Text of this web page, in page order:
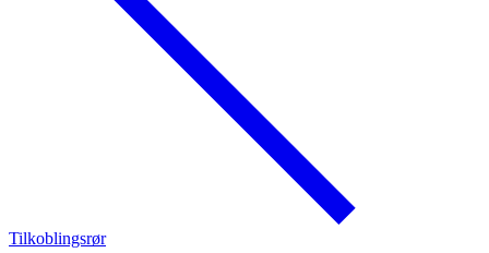
Tilkoblingsrør